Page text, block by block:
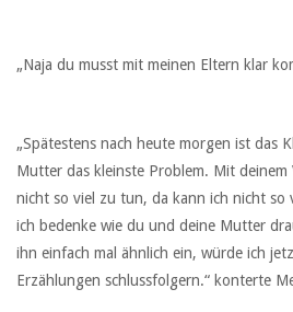
„Naja du musst mit meinen Eltern klar
„Spätestens nach heute morgen ist das
Mutter das kleinste Problem. Mit deinem
nicht so viel zu tun, da kann ich nicht so
ich bedenke wie du und deine Mutter
ihn einfach mal ähnlich ein, würde ich
Erzählungen schlussfolgern.“ konterte